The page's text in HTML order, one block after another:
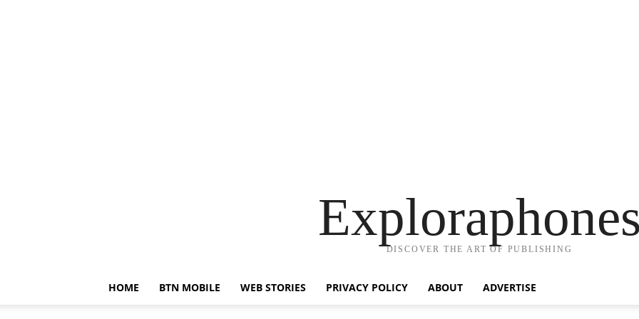
DISCOVER THE ART OF PUBLISHING
HOME BTN MOBILE WEB STORIES PRIVACY POLICY ABOUT ADVERTISE